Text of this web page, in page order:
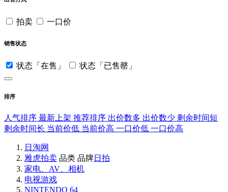
拍卖 一口价
销售状态
状态「在售」 状态「已售罄」
排序
人气排序 最新上架 推荐排序 出价数多 出价数少 剩余时间短
剩余时间长 当前价低 当前价高 一口价低 一口价高
日淘网
雅虎拍卖 品类 品牌日拍
家电、AV、相机
电视游戏
NINTENDO 64